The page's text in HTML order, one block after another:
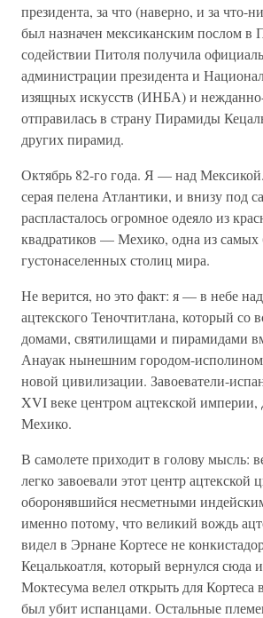
президента, за что (наверно, и за что-
был назначен мексиканским послом
содействии Питоля получила
администрации президента и
изящных искусств (ИНБА) и
отправилась в страну Пирамиды
других пирамид.
Октябрь 82-го года. Я — над
серая пелена Атлантики, и внизу под
распласталось огромное одеяло из
квадратиков — Мехико, одна из
густонаселенных столиц мира.
Не верится, но это факт: я — в небе
ацтекского Теночтитлана, который со
домами, святилищами и пирамидами
Анауак нынешним городом-
новой цивилизации. Завоеватели-
XVI веке центром ацтекской империи,
Мехико.
В самолете приходит в голову мысль:
легко завоевали этот центр ацтекской
оборонявшийся несметными
именно потому, что великий вождь
видел в Эрнане Кортесе не
Кецалькоатля, который вернулся сюда
Моктесума велел открыть для Кортеса
был убит испанцами. Остальные